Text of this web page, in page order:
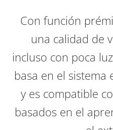
Con función
una calidad de
incluso con poca
basa en el sistema
y es compatible
basados en el